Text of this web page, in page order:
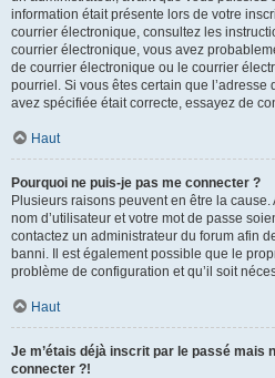
information était présente lors de votre
courrier électronique, consultez les
courrier électronique, vous avez
de courrier électronique ou le courrier
pourriel. Si vous êtes certain que
avez spécifiée était correcte, essayez de
Haut
Pourquoi ne puis-je pas me connecter ?
Plusieurs raisons peuvent en être la
nom d’utilisateur et votre mot de passe
contactez un administrateur du forum afin
banni. Il est également possible que le
problème de configuration et qu’il soit
Haut
Je m’étais déjà inscrit par le passé mais
connecter ?!